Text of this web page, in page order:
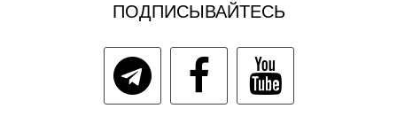
ПОДПИСЫВАЙТЕСЬ